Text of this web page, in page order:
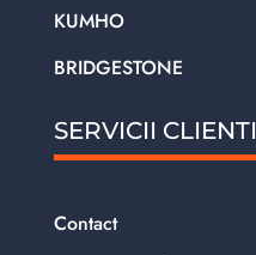
KUMHO
BRIDGESTONE
SERVICII CLIENTI
Contact